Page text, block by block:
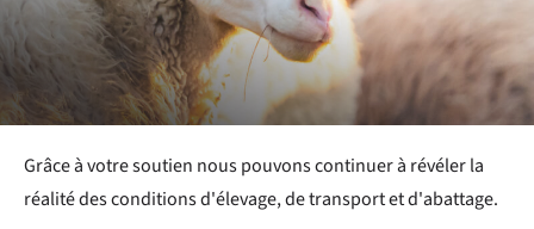
Grâce à votre soutien nous pouvons continuer à révéler la
réalité des conditions d'élevage, de transport et d'abattage.